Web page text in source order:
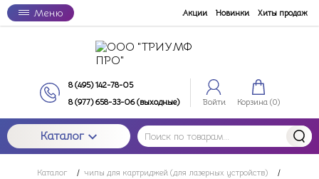
Меню Акции Новинки Хиты продаж
8 (495) 142-78-05
8 (977) 658-33-06 (выходные)
Войти Корзина (0)
Каталог
Каталог / чипы для картриджей (для лазерных устройств)
/